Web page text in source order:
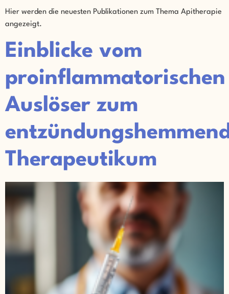
Hier werden die neuesten Publikationen zum Thema Apitherapie
angezeigt.
Einblicke vom
proinflammatorischen
Auslöser zum
Therapeutikum